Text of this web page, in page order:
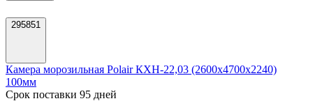
295851
Камера морозильная Polair КХН-22,03 (2600х4700х2240)
100мм
Срок поставки 95 дней